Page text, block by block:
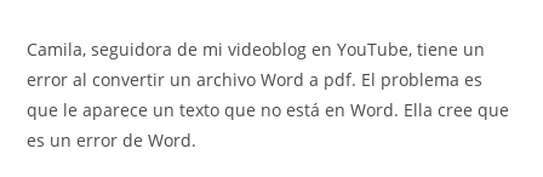
entrada:
entrada:
Camila, seguidora de mi videoblog en YouTube, tiene un
error al convertir un archivo Word a pdf. El problema es
que le aparece un texto que no está en Word. Ella cree que
es un error de Word.